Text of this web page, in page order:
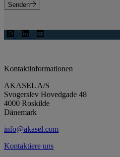
Senden
Kontaktinformationen
AKASEL A/S
Svogerslev Hovedgade 48
4000 Roskilde
Dänemark
info@akasel.com
Kontaktiere uns